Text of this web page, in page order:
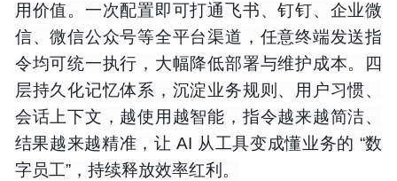
用价值。一次配置即可打通飞书、钉钉、企业微
信、微信公众号等全平台渠道，任意终端发送指
令均可统一执行，大幅降低部署与维护成本。四
层持久化记忆体系，沉淀业务规则、用户习惯、
会话上下文，越使用越智能，指令越来越简洁、
结果越来越精准，让 AI 从工具变成懂业务的 “数
字员工”，持续释放效率红利。